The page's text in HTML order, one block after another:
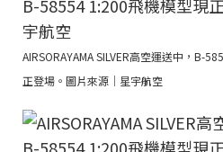
AIRSORAYAMA SILVER高空運送中，B-
正登場。圖片來源｜星宇航空